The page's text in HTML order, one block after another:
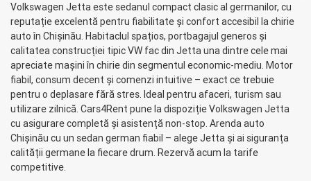
Volkswagen Jetta este sedanul compact clasic al germanilor, cu
reputație excelentă pentru fiabilitate și confort accesibil la chirie
auto în Chișinău. Habitaclul spațios, portbagajul generos și
calitatea construcției tipic VW fac din Jetta una dintre cele mai
apreciate mașini în chirie din segmentul economic-mediu. Motor
fiabil, consum decent și comenzi intuitive – exact ce trebuie
pentru o deplasare fără stres. Ideal pentru afaceri, turism sau
utilizare zilnică. Cars4Rent pune la dispoziție Volkswagen Jetta
cu asigurare completă și asistență non-stop. Arenda auto
Chișinău cu un sedan german fiabil – alege Jetta și ai siguranța
calității germane la fiecare drum. Rezervă acum la tarife
competitive.